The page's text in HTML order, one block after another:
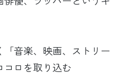
「音楽、映画、ストリー
コロを取り込む